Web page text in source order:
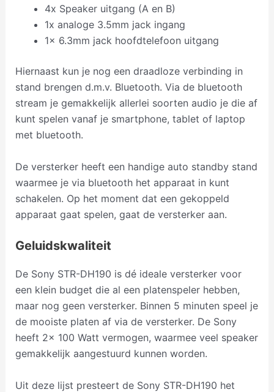
4x Speaker uitgang (A en B)
1x analoge 3.5mm jack ingang
1x 6.3mm jack hoofdtelefoon uitgang
Hiernaast kun je nog een draadloze verbinding in
stand brengen d.m.v. Bluetooth. Via de bluetooth
stream je gemakkelijk allerlei soorten audio je die af
kunt spelen vanaf je smartphone, tablet of laptop
met bluetooth.
De versterker heeft een handige auto standby stand
waarmee je via bluetooth het apparaat in kunt
schakelen. Op het moment dat een gekoppeld
apparaat gaat spelen, gaat de versterker aan.
Geluidskwaliteit
De Sony STR-DH190 is dé ideale versterker voor
een klein budget die al een platenspeler hebben,
maar nog geen versterker. Binnen 5 minuten speel je
de mooiste platen af via de versterker. De Sony
heeft 2x 100 Watt vermogen, waarmee veel speaker
gemakkelijk aangestuurd kunnen worden.
Uit deze lijst presteert de Sony STR-DH190 het